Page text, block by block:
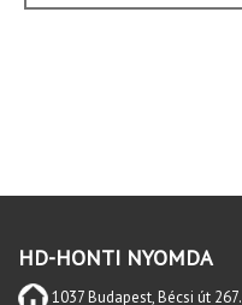
HD-HONTI NYOMDA
1037 Budapest, Bécsi út